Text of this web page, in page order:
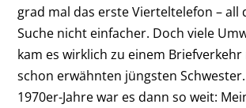
grad mal das erste Vierteltelefon – all
Suche nicht einfacher. Doch viele
kam es wirklich zu einem
schon erwähnten jüngsten
1970er-Jahre war es dann so weit: